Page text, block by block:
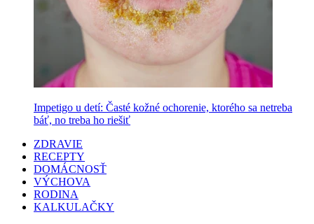
Impetigo u detí: Časté kožné ochorenie, ktorého sa netreba
báť, no treba ho riešiť
ZDRAVIE
RECEPTY
DOMÁCNOSŤ
VÝCHOVA
RODINA
KALKULAČKY